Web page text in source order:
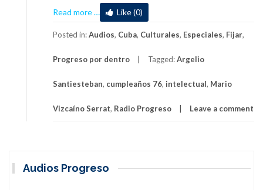
Read more
about
Felicidades
a
Santiesteban
… Like (0)
Posted in:Audios, Cuba, Culturales, Especiales, Fijar,
Progreso por dentro Tagged:Argelio
Santiesteban, cumpleaños 76, intelectual, Mario
Vizcaíno Serrat, Radio Progreso Leave a comment
Audios Progreso